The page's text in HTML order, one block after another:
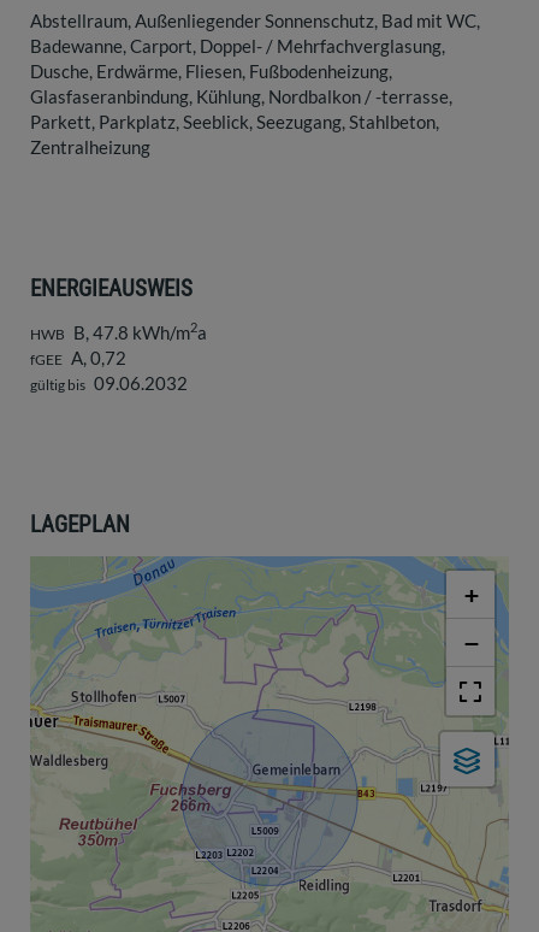
Abstellraum Außenliegender Sonnenschutz Bad mit WC
Badewanne Carport Doppel- / Mehrfachverglasung
Dusche Erdwärme Fliesen Fußbodenheizung
Glasfaseranbindung Kühlung Nordbalkon / -terrasse
Parkett Parkplatz Seeblick Seezugang Stahlbeton
Zentralheizung
ENERGIEAUSWEIS
HWB B, 47.8 kWh/m2a
fGEE A, 0,72
gültig bis 09.06.2032
LAGEPLAN
+
−